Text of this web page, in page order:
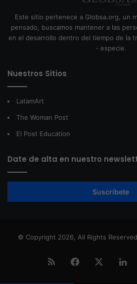
Este sitio pertenece a Globsa.org, un
pensado, buscamos mantener a las
en el desarrollo dentro del tiempo de la
- especie.
Nuestros Sitios
LatamArt
The Woman Post
El Post Education
Date de alta en nuestro
Suscríbete
© Copyright 2026, All Rights
RSS Facebook